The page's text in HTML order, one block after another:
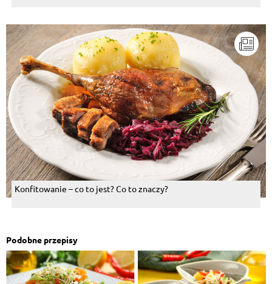
Konfitowanie – co to jest? Co to znaczy?
Podobne przepisy